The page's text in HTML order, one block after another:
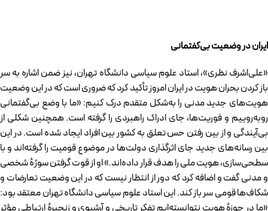
ایران در وضعیت بی‌گفتمانی
«علی‌اشرف نظری»، استاد علوم سیاسی دانشگاه تهران، نیز ضمن اشاره به سر
باز کردن بحران هویت در ایران امروز تأکید کرد که ضروری است که در این وضعیت
هویت‌های جدید مدنی را به‌شکل متقدم درک کنیم: «ما با وضع بی‌گفتمانی
رو‌به‌روییم و فوریت‌ها، جای ادراک راهبردی را گرفته است. همچنین شکلی از
بی‌آیندگی و از بین رفتن حس تعلق به کشور بین افراد ایجاد شده است. در این
بین رسانه‌های جدید جای اثرگذاری دولت‌ها در موضوع قومیت را گرفته‌اند و با
سطحی‌سازی، هویت ملی را هدف قرار داده‌اند.» او از قوت گرفتن سوژهٔ شخصی
و مدنی گفت و اضافه کرد که دور از انتظار نیست که در این وضعیت تعارضات و
شکاف‌ها قومی سر باز کند. این استاد علوم سیاسی دانشگاه تهران معتقد بود:
«ما در حوزهٔ هویت نتوانسته‌ایم تفکر تاریخی و آرشیوی و زنجیرهٔ ارتباطی مؤثر